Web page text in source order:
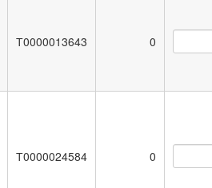
Т0000013643 0
Т0000024584 0